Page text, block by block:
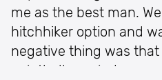
me as the best man.
hitchhiker option and
negative thing was
paintball was indoors